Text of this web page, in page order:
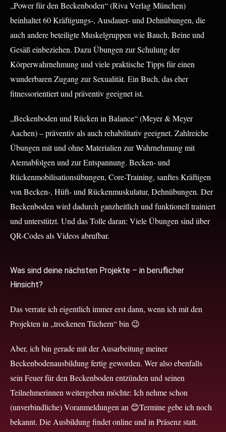
„Power für den Beckenboden“ (Riva Verlag München)
beinhaltet 60 Kräftigungs-, Ausdauer- und Dehnübungen, die
auch andere beteiligte Muskelgruppen wie Bauch, Beine und
Gesäß einbeziehen. Dazu Übungen zur Schulung der
Körperwahrnehmung und viele praktische Tipps für einen
wunderbaren Zugang zur Sexualität. Ein Buch, das eher
fitnessorientiert und präventiv geeignet ist.
„Beckenboden und Rücken in Balance“ (Meyer & Meyer
Aachen) – präventiv als auch rehabilitativ geeignet. Zahlreiche
Übungen mit und ohne Materialien zur Wahrnehmung mit
Atemabfolgen und zur Entspannung. Becken- und
Rückenmobilisationsübungen, Core-Training, sanftes Kräftigen
von Becken-, Hüft- und Rückenmuskulatur, Dehnübungen. Der
Beckenboden wird dadurch ganzheitlich und funktionell trainiert
und unterstützt. Und das Tolle daran: Viele Übungen sind über
QR-Codes als Videos abrufbar.
Was sind deine nächsten Projekte – in beruflicher
Hinsicht?
Das verrate ich eigentlich immer erst dann, wenn ich mit den
Projekten in „trockenen Tüchern“ bin 😉
Aber, ich bin gerade mit der Ausarbeitung meiner
Beckenbodenausbildung fertig geworden. Wer also ebenfalls
sein Feuer für den Beckenboden entzünden und seinen
Teilnehmerinnen weitergeben möchte: Ich nehme schon
(unverbindliche) Voranmeldungen an 😊Termine gebe ich noch
bekannt. Die Ausbildung findet online und in Präsenz statt.